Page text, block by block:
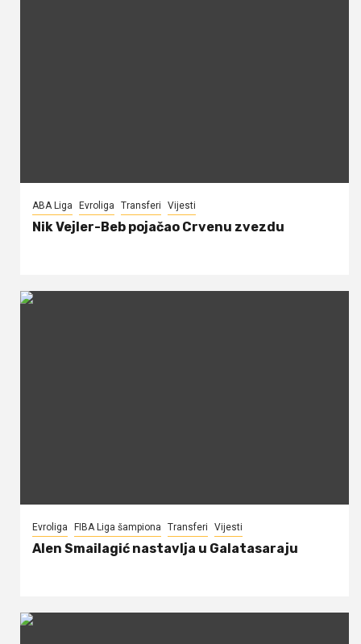
ABA Liga Evroliga Transferi Vijesti
Nik Vejler-Beb pojačao Crvenu zvezdu
Evroliga FIBA Liga šampiona Transferi Vijesti
Alen Smailagić nastavlja u Galatasaraju